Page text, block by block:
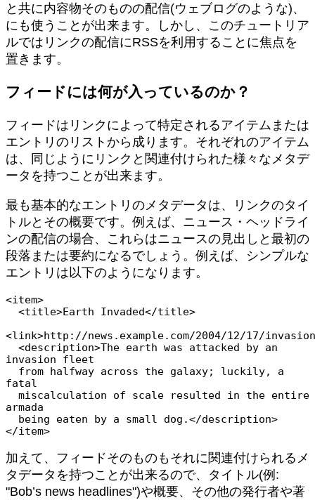
と共に内容物そのものの配信(ウェブログのような)、
にも使うことが出来ます。しかし、このチュートリア
ルではリンクの配信にRSSを利用することに焦点を
置きます。
フィードには何が入っているのか？
フィードはリンクによって特定されるアイテムまたは
エントリのリストから成ります。それぞれのアイテム
は、同じようにリンクと関連付けられた様々なメタデ
ータを持つことが出来ます。
最も基本的なエントリのメタデータは、リンクのタイ
トルとその概要です。例えば、ニュース・ヘッドライ
ンの配信の場合、これらはニュースの見出しと最初の
段落または要約になるでしょう。例えば、シンプルな
エントリは以下のようになります。
<item>
<link>http://news.example.com/2004/12/17/
invasion fleet
fatal
armada
加えて、フィードそのものもそれに関連付けられるメ
タデータを持つことが出来るので、タイトル(例:
"Bob’s news headlines")や概要、その他の発行者や著